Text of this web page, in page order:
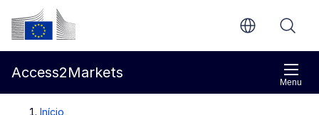
Ir para o conteúdo principal
Comissão Europeia
Menu
Access2Markets
Início